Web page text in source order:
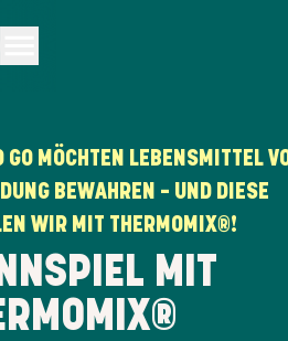
GO MÖCHTEN LEBENSMITTEL
BEWAHREN – UND DIESE
WIR MIT THERMOMIX®!
MIT